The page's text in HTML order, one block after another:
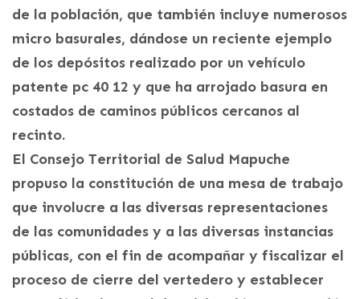
de la población, que también incluye numerosos
micro basurales, dándose un reciente ejemplo
de los depósitos realizado por un vehículo
patente pc 40 12 y que ha arrojado basura en
costados de caminos públicos cercanos al
recinto.
El Consejo Territorial de Salud Mapuche
propuso la constitución de una mesa de trabajo
que involucre a las diversas representaciones
de las comunidades y a las diversas instancias
públicas, con el fin de acompañar y fiscalizar el
proceso de cierre del vertedero y establecer